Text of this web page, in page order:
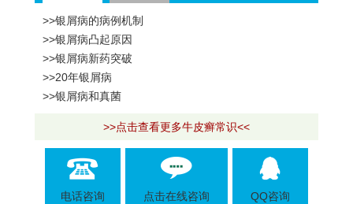
>>银屑病的病例机制
>>银屑病凸起原因
>>银屑病新药突破
>>20年银屑病
>>银屑病和真菌
>>点击查看更多牛皮癣常识<<
电话咨询 点击在线咨询 QQ咨询